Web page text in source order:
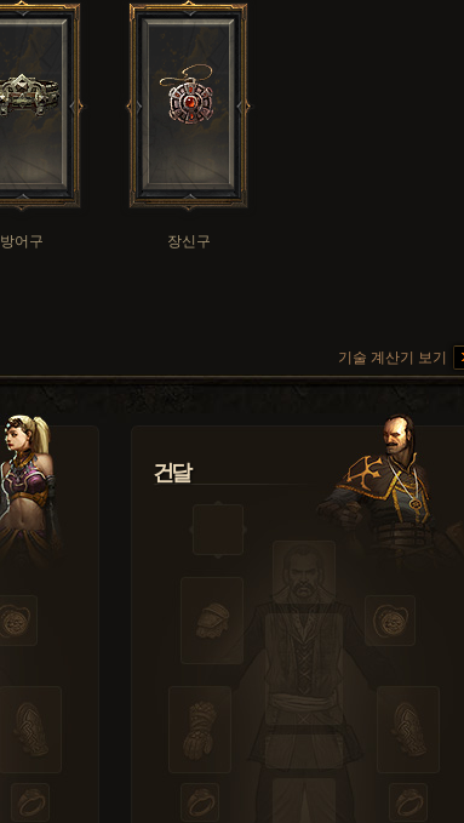
방어구 장신구
기술 계산기 보기
건달